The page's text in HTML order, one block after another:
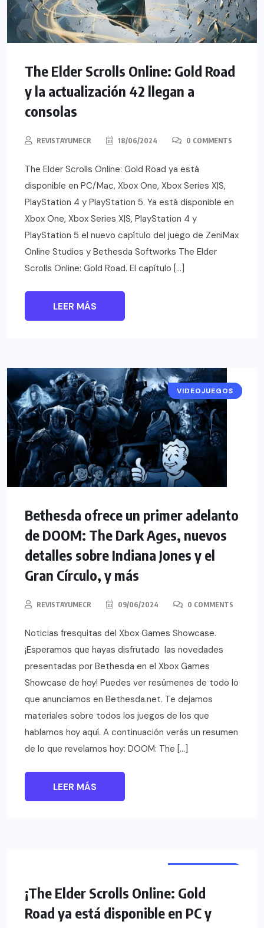
The Elder Scrolls Online: Gold Road
y la actualización 42 llegan a
consolas
REVISTAYUMECR 18/06/2024 0 COMMENTS
The Elder Scrolls Online: Gold Road ya está
disponible en PC/Mac, Xbox One, Xbox Series X|S,
PlayStation 4 y PlayStation 5. Ya está disponible en
Xbox One, Xbox Series X|S, PlayStation 4 y
PlayStation 5 el nuevo capítulo del juego de ZeniMax
Online Studios y Bethesda Softworks The Elder
Scrolls Online: Gold Road. El capítulo […]
LEER MÁS
NOTICIAS
VIDEOJUEGOS
Bethesda ofrece un primer adelanto
de DOOM: The Dark Ages, nuevos
detalles sobre Indiana Jones y el
Gran Círculo, y más
REVISTAYUMECR 09/06/2024 0 COMMENTS
Noticias fresquitas del Xbox Games Showcase.
¡Esperamos que hayas disfrutado las novedades
presentadas por Bethesda en el Xbox Games
Showcase de hoy! Puedes ver resúmenes de todo lo
que anunciamos en Bethesda.net. Te dejamos
materiales sobre todos los juegos de los que
hablamos hoy aquí. A continuación verás un resumen
de lo que revelamos hoy: DOOM: The […]
LEER MÁS
¡The Elder Scrolls Online: Gold
Road ya está disponible en PC y